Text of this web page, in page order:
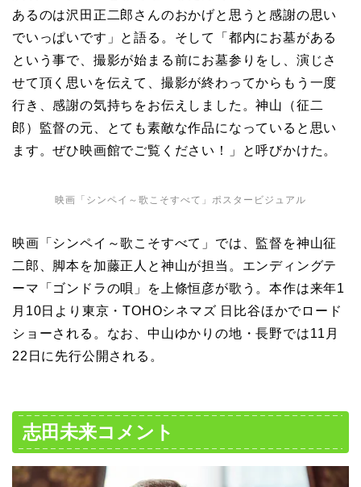
あるのは沢田正二郎さんのおかげと思うと感謝の思い
でいっぱいです」と語る。そして「都内にお墓がある
という事で、撮影が始まる前にお墓参りをし、演じさ
せて頂く思いを伝えて、撮影が終わってからもう一度
行き、感謝の気持ちをお伝えしました。神山（征二
郎）監督の元、とても素敵な作品になっていると思い
ます。ぜひ映画館でご覧ください！」と呼びかけた。
映画「シンペイ～歌こそすべて」ポスタービジュアル
映画「シンペイ～歌こそすべて」では、監督を神山征
二郎、脚本を加藤正人と神山が担当。エンディングテ
ーマ「ゴンドラの唄」を 上條恒彦が歌う。本作は来年1
月10日より東京・TOHOシネマズ 日比谷ほかでロード
ショーされる。なお、中山ゆかりの地・長野では11月
22日に先行公開される。
志田未来コメント